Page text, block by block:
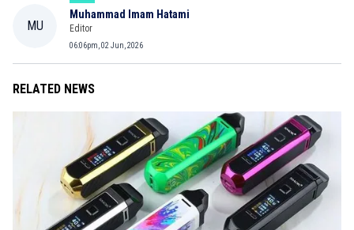
MU
Muhammad Imam Hatami
Editor
06:06pm, 02 Jun, 2026
RELATED NEWS